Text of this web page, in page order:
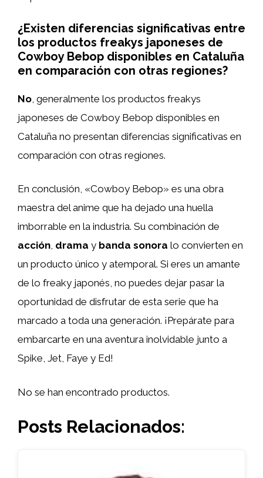
¿Existen diferencias significativas entre
los productos freakys japoneses de
Cowboy Bebop disponibles en Cataluña
en comparación con otras regiones?
No , generalmente los productos freakys
japoneses de Cowboy Bebop disponibles en
Cataluña no presentan diferencias significativas en
comparación con otras regiones.
En conclusión, «Cowboy Bebop» es una obra
maestra del anime que ha dejado una huella
imborrable en la industria. Su combinación de
acción, drama y banda sonora lo convierten en
un producto único y atemporal. Si eres un amante
de lo freaky japonés, no puedes dejar pasar la
oportunidad de disfrutar de esta serie que ha
marcado a toda una generación. ¡Prepárate para
embarcarte en una aventura inolvidable junto a
Spike, Jet, Faye y Ed!
No se han encontrado productos.
Posts Relacionados: